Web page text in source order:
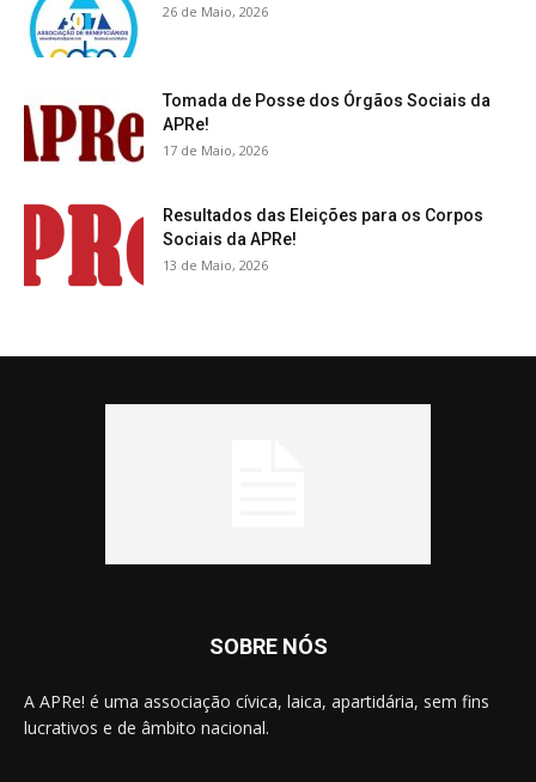
26 de Maio, 2026
Tomada de Posse dos Órgãos Sociais da
APRe!
17 de Maio, 2026
Resultados das Eleições para os Corpos
Sociais da APRe!
13 de Maio, 2026
SOBRE NÓS
A APRe! é uma associação cívica, laica, apartidária, sem fins
lucrativos e de âmbito nacional.